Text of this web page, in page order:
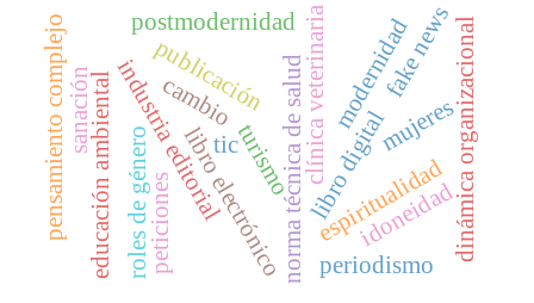
norma técnica de saludclínica veterinaria
libro electrónicolibro digital
publicación
industria editorialtic
educación ambiental
sanación
espiritualidad
mujeres
turismo
roles de género
pensamiento complejo dinámica organizacional
postmodernidad modernidad
cambio
peticiones idoneidad
fake news
periodismo